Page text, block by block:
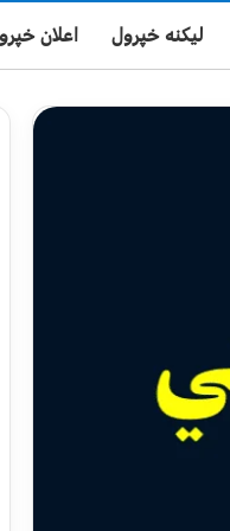
لیکنه خپرول اعلان